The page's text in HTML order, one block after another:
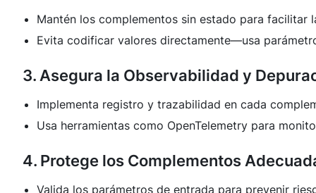
Mantén los complementos sin estado para facilitar
Evita codificar valores directamente—usa
3. Asegura la Observabilidad y
Implementa registro y trazabilidad en cada
Usa herramientas como OpenTelemetry para
4. Protege los Complementos
Valida los parámetros de entrada para prevenir